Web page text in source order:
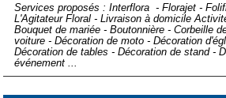
Services proposés : Interflora - Florajet -
L'Agitateur Floral - Livraison à domicile
Bouquet de mariée - Boutonnière - Corbeille
voiture - Décoration de moto - Décoration
Décoration de tables - Décoration de stand -
événement ...